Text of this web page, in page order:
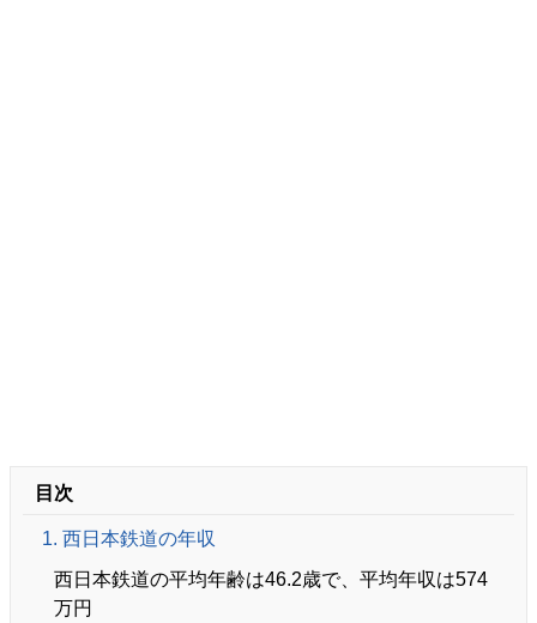
目次
1. 西日本鉄道の年収
西日本鉄道の平均年齢は46.2歳で、平均年収は574
万円